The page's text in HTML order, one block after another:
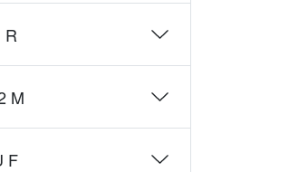
R
M
F